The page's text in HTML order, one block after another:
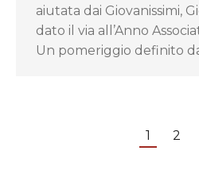
aiutata dai Giovanissimi,
dato il via all’Anno
Un pomeriggio definito
1 2